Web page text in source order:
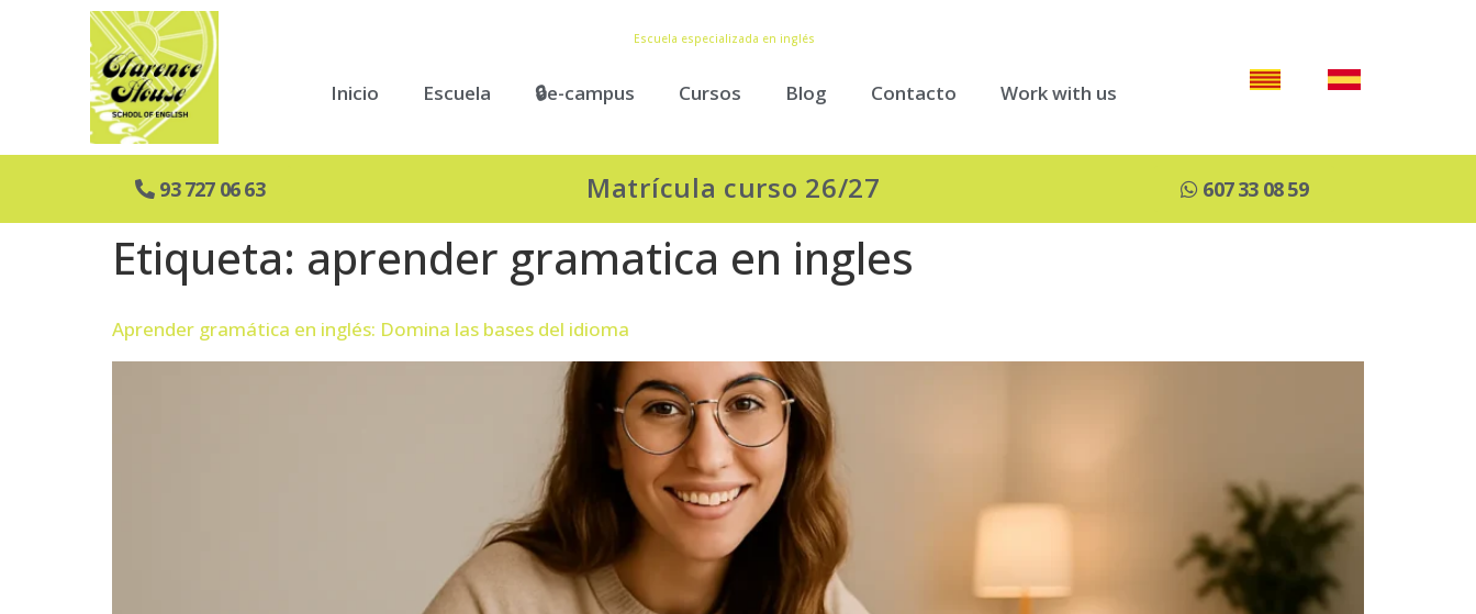
Escuela especializada en inglés
Inicio Escuela 🔒e-campus Cursos Blog Contacto Work with us
93 727 06 63 Matrícula curso 26/27 607 33 08 59
Etiqueta: aprender gramatica en ingles
Aprender gramática en inglés: Domina las bases del idioma